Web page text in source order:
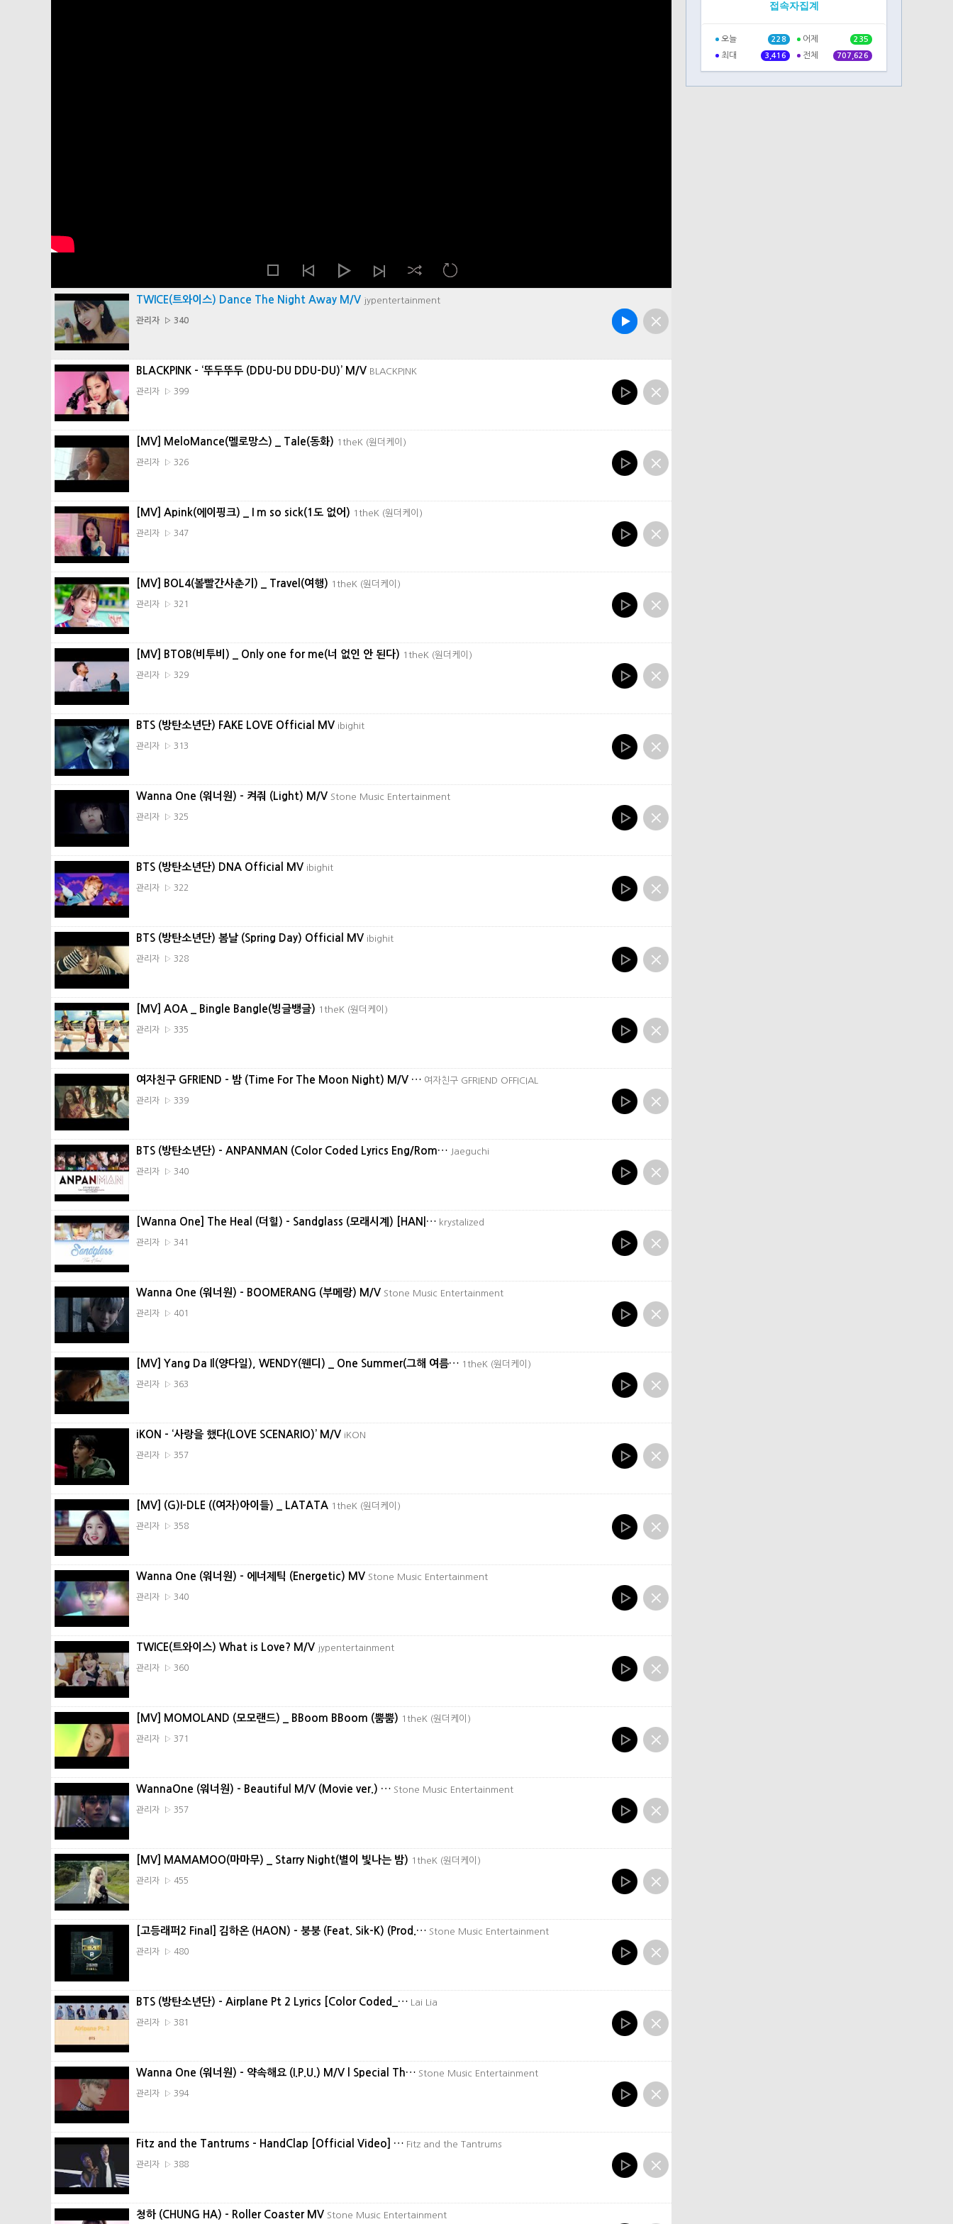
TWICE(트와이스) Dance The Night Away M/V jypentertainment
관리자 ▷ 340
BLACKPINK - ‘뚜두뚜두 (DDU-DU DDU-DU)’ M/V BLACKPINK
관리자 ▷ 399
[MV] MeloMance(멜로망스) _ Tale(동화) 1theK (원더케이)
관리자 ▷ 326
[MV] Apink(에이핑크) _ I m so sick(1도 없어) 1theK (원더케이)
관리자 ▷ 347
[MV] BOL4(볼빨간사춘기) _ Travel(여행) 1theK (원더케이)
관리자 ▷ 321
[MV] BTOB(비투비) _ Only one for me(너 없인 안 된다) 1theK (원더케이)
관리자 ▷ 329
BTS (방탄소년단) FAKE LOVE Official MV ibighit
관리자 ▷ 313
Wanna One (워너원) - 켜줘 (Light) M/V Stone Music Entertainment
관리자 ▷ 325
BTS (방탄소년단) DNA Official MV ibighit
관리자 ▷ 322
BTS (방탄소년단) 봄날 (Spring Day) Official MV ibighit
관리자 ▷ 328
[MV] AOA _ Bingle Bangle(빙글뱅글) 1theK (원더케이)
관리자 ▷ 335
여자친구 GFRIEND - 밤 (Time For The Moon Night) M/V … 여자친구 GFRIEND OFFICIAL
관리자 ▷ 339
BTS (방탄소년단) - ANPANMAN (Color Coded Lyrics Eng/Rom… Jaeguchi
관리자 ▷ 340
[Wanna One] The Heal (더힐) - Sandglass (모래시계) [HAN|… krystalized
관리자 ▷ 341
Wanna One (워너원) - BOOMERANG (부메랑) M/V Stone Music Entertainment
관리자 ▷ 401
[MV] Yang Da Il(양다일), WENDY(웬디) _ One Summer(그해 여름… 1theK (원더케이)
관리자 ▷ 363
iKON - ‘사랑을 했다(LOVE SCENARIO)’ M/V iKON
관리자 ▷ 357
[MV] (G)I-DLE ((여자)아이들) _ LATATA 1theK (원더케이)
관리자 ▷ 358
Wanna One (워너원) - 에너제틱 (Energetic) MV Stone Music Entertainment
관리자 ▷ 340
TWICE(트와이스) What is Love? M/V jypentertainment
관리자 ▷ 360
[MV] MOMOLAND (모모랜드) _ BBoom BBoom (뿜뿜) 1theK (원더케이)
관리자 ▷ 371
WannaOne (워너원) - Beautiful M/V (Movie ver.) … Stone Music Entertainment
관리자 ▷ 357
[MV] MAMAMOO(마마무) _ Starry Night(별이 빛나는 밤) 1theK (원더케이)
관리자 ▷ 455
[고등래퍼2 Final] 김하온 (HAON) - 붕붕 (Feat. Sik-K) (Prod.… Stone Music Entertainment
관리자 ▷ 480
BTS (방탄소년단) - Airplane Pt 2 Lyrics [Color Coded_… Lai Lia
관리자 ▷ 381
Wanna One (워너원) - 약속해요 (I.P.U.) M/V l Special Th… Stone Music Entertainment
관리자 ▷ 394
Fitz and the Tantrums - HandClap [Official Video] … Fitz and the Tantrums
관리자 ▷ 388
청하 (CHUNG HA) - Roller Coaster MV Stone Music Entertainment
접속자집계
오늘 228 어제 235
최대 3,416 전체 707,626